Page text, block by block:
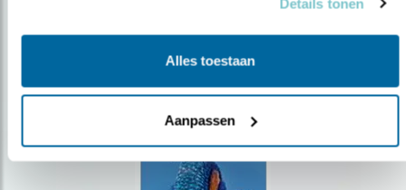
Details tonen
Alles toestaan
Aanpassen